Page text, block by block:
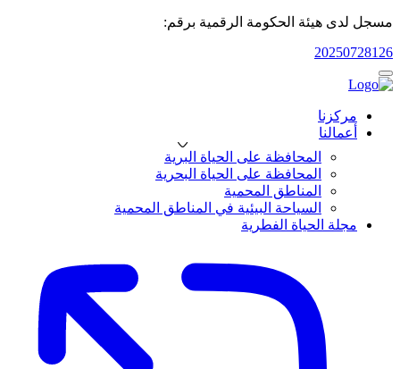
مسجل لدى هيئة الحكومة الرقمية برقم:
20250728126
مركزنا
أعمالنا
المحافظة على الحياة البرية
المحافظة على الحياة البحرية
المناطق المحمية
السياحة البيئية في المناطق المحمية
مجلة الحياة الفطرية